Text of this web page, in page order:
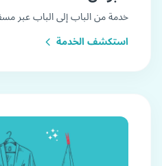
خدمة من الباب إلى الباب عبر
استكشف الخدمة